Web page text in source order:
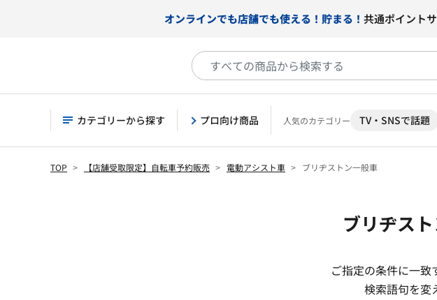
オンラインでも店舗でも使える！貯まる！ 共通ポイント
カテゴリーから探す プロ向け商品 人気のカテゴリー TV・SNSで話題
TOP 【店舗受取限定】自転車予約販売 電動アシスト車 ブリヂストン一般車
ブリヂス
ご指定の条件に一致
検索語句を変